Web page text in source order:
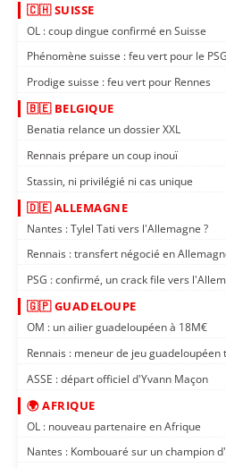
🇨🇭 SUISSE
OL : coup dingue confirmé en Suisse
Phénomène suisse : feu vert pour le PSG
Prodige suisse : feu vert pour Rennes
🇧🇪 BELGIQUE
Benatia relance un dossier XXL
Rennais prépare un coup inouï
Stassin, ni privilégié ni cas unique
🇩🇪 ALLEMAGNE
Nantes : Tylel Tati vers l'Allemagne ?
Rennais : transfert négocié en
PSG : confirmé, un crack file vers
🇬🇵 GUADELOUPE
OM : un ailier guadeloupéen à 18M€
Rennais : meneur de jeu guadeloupéen
ASSE : départ officiel d'Yvann Maçon
🌍 AFRIQUE
OL : nouveau partenaire en Afrique
Nantes : Kombouaré sur un champion